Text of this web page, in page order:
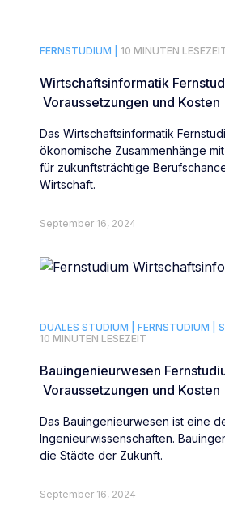
FERNSTUDIUM | 10 MINUTEN
Wirtschaftsinformatik
Voraussetzungen und Kosten
Das Wirtschaftsinformatik
ökonomische Zusammenhänge
für zukunftsträchtige
Wirtschaft.
September 16, 2024
DUALES STUDIUM | FERNSTUDIUM |
10 MINUTEN LESEZEIT
Bauingenieurwesen
Voraussetzungen und Kosten
Das Bauingenieurwesen ist eine
Ingenieurwissenschaften.
die Städte der Zukunft.
September 16, 2024